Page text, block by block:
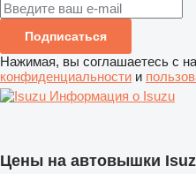
Подписаться
Нажимая, вы соглашаетесь с
конфиденциальности и
Информация о Isuzu
Цены на автовышки